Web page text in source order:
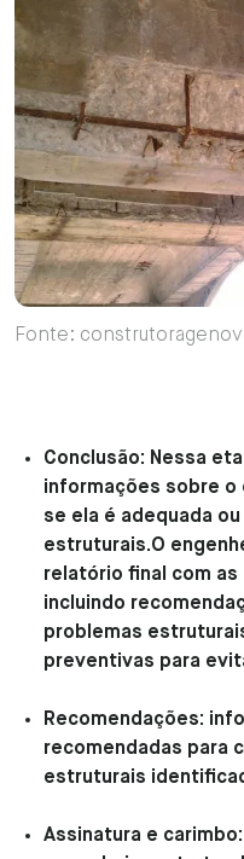
Fonte:
Conclusão: Nessa
informações sobre o
se ela é adequada
estruturais.O
relatório final com as
incluindo
problemas
preventivas para
Recomendações:
recomendadas para
estruturais
Assinatura e